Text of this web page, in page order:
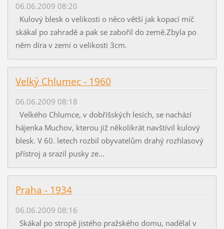
06.06.2009 08:20
Kulový blesk o velikosti o něco větší jak kopací míč
skákal po zahradě a pak se zabořil do země.Zbyla po
něm díra v zemi o velikosti 3cm.
Velký Chlumec - 1960
06.06.2009 08:18
Velkého Chlumce, v dobříšských lesích, se nachází
hájenka Muchov, kterou již několikrát navštívil kulový
blesk. V 60. letech rozbil obyvatelům drahý rozhlasový
přístroj a srazil pusky ze...
Praha - 1934
06.06.2009 08:16
Skákal po stropě jistého pražského domu, nadělal v